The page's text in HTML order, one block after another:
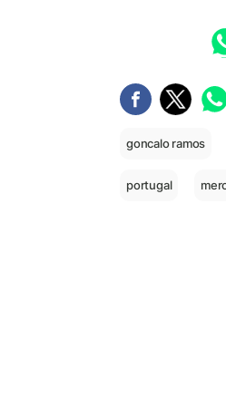
goncalo ramos
portugal